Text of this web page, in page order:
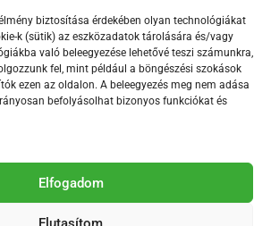
biztosítása érdekében olyan technológiákat
k (sütik) az eszközadatok tárolására és/vagy
való beleegyezése lehetővé teszi számunkra,
fel, mint például a böngészési szokások
ezen az oldalon. A beleegyezés meg nem adása
befolyásolhat bizonyos funkciókat és
Elfogadom
tevékenységét a
Média Mecenatúra program